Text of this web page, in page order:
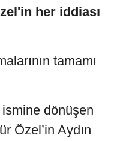
her iddiası
tamamı
ismine dönüşen
Özel’in Aydın